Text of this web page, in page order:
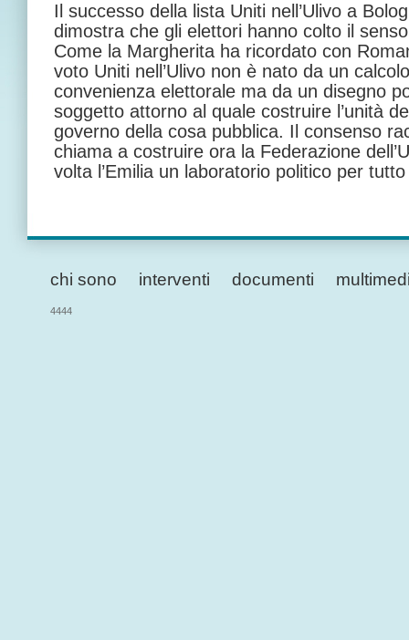
Il successo della lista Uniti nell’Ulivo a
dimostra che gli elettori hanno colto il
Come la Margherita ha ricordato con
voto Uniti nell’Ulivo non è nato da un
convenienza elettorale ma da un disegno
soggetto attorno al quale costruire l’unità
governo della cosa pubblica. Il consenso
chiama a costruire ora la Federazione
volta l’Emilia un laboratorio politico per
chi sono interventi documenti
4444